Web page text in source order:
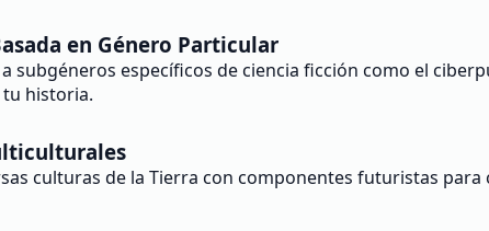
en Género Particular
subgéneros específicos de ciencia ficción como el
historia.
culturas de la Tierra con componentes futuristas